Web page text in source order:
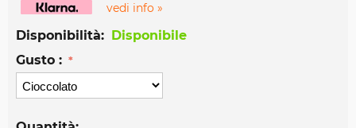
vedi info »
Disponibilità:
Disponibile
Gusto :